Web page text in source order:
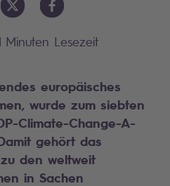
| Minuten Lesezeit
europäisches
wurde zum siebten
Climate-Change-A-
gehört das
den weltweit
in Sachen